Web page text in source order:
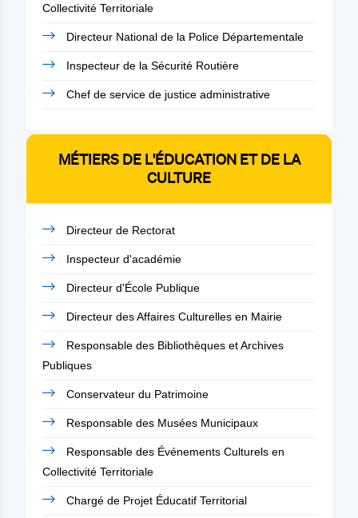
Collectivité Territoriale
Directeur National de la Police Départementale
Inspecteur de la Sécurité Routière
Chef de service de justice administrative
MÉTIERS DE L'ÉDUCATION ET DE LA
CULTURE
Directeur de Rectorat
Inspecteur d'académie
Directeur d'École Publique
Directeur des Affaires Culturelles en Mairie
Responsable des Bibliothèques et Archives
Publiques
Conservateur du Patrimoine
Responsable des Musées Municipaux
Responsable des Événements Culturels en
Collectivité Territoriale
Chargé de Projet Éducatif Territorial